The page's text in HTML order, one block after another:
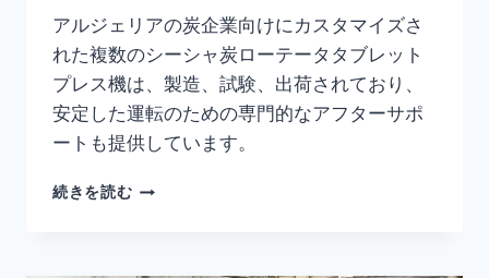
アルジェリアの炭企業向けにカスタマイズさ
れた複数のシーシャ炭ローテータタブレット
プレス機は、製造、試験、出荷されており、
安定した運転のための専門的なアフターサポ
ートも提供しています。
続きを読むア